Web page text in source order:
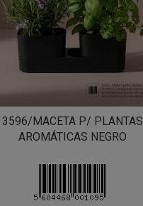
3596/MACETA P/ PLANTAS
AROMÁTICAS NEGRO